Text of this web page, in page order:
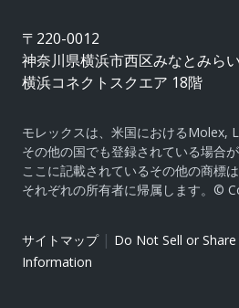
〒220-0012
神奈川県横浜市西区みなとみら
横浜コネクトスクエア 18階
モレックスは、米国におけるMolex,
その他の国でも登録されている場合が
ここに記載されているその他の商標は
それぞれの所有者に帰属します。©
サイトマップ| Do Not Sell or
Information